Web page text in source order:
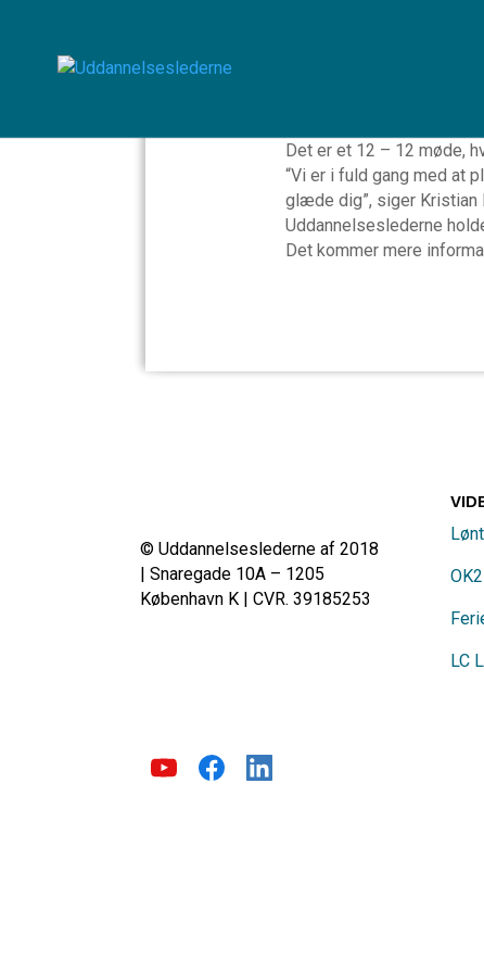
x
Det er et 12 – 12 møde,
“Vi er i fuld gang med at
glæde dig”, siger Kristian
Uddannelseslederne
Det kommer mere
© Uddannelseslederne af 2018
| Snaregade 10A – 1205
København K | CVR. 39185253
LC